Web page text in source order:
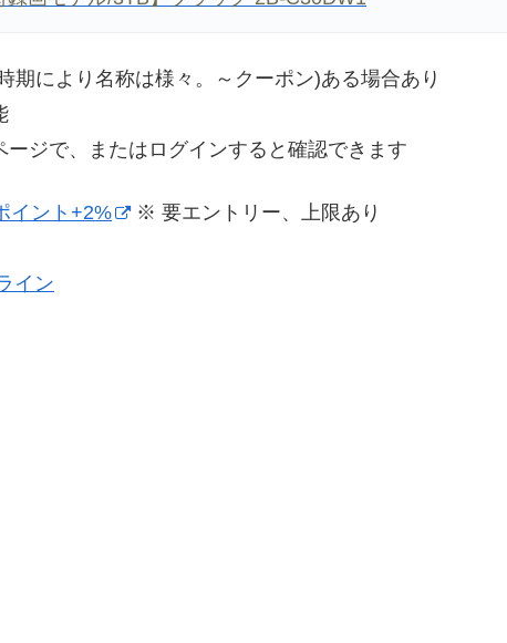
期により名称は様々。～クーポン)ある場合あり
ジで、またはログインすると確認できます
イント+2% ※ 要エントリー、上限あり
イン